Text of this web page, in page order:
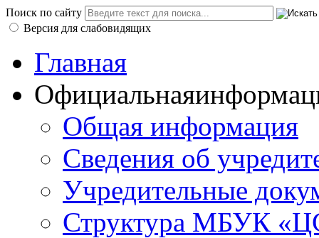
Поиск по сайту
Версия для слабовидящих
Главная
Официальная
Общая информация
Сведения об
Учредительные
Структура МБУК